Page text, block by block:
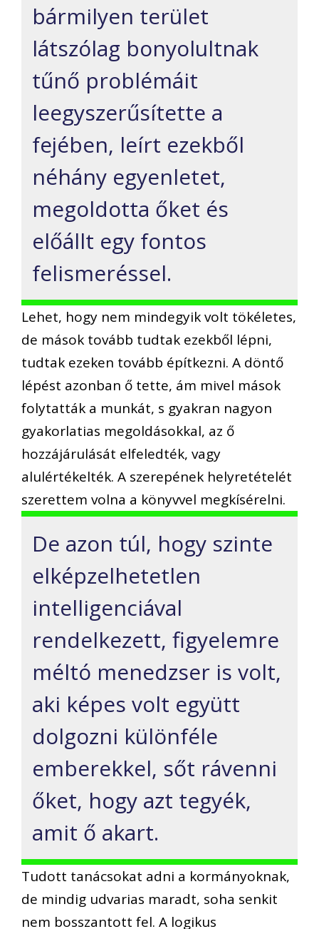
bármilyen terület
látszólag bonyolultnak
tűnő problémáit
leegyszerűsítette a
fejében, leírt ezekből
néhány egyenletet,
megoldotta őket és
előállt egy fontos
felismeréssel.
Lehet, hogy nem mindegyik volt tökéletes,
de mások tovább tudtak ezekből lépni,
tudtak ezeken tovább építkezni. A döntő
lépést azonban ő tette, ám mivel mások
folytatták a munkát, s gyakran nagyon
gyakorlatias megoldásokkal, az ő
hozzájárulását elfeledték, vagy
alulértékelték. A szerepének helyretételét
szerettem volna a könyvvel megkísérelni.
De azon túl, hogy szinte
elképzelhetetlen
intelligenciával
rendelkezett, figyelemre
méltó menedzser is volt,
aki képes volt együtt
dolgozni különféle
emberekkel, sőt rávenni
őket, hogy azt tegyék,
amit ő akart.
Tudott tanácsokat adni a kormányoknak,
de mindig udvarias maradt, soha senkit
nem bosszantott fel. A logikus